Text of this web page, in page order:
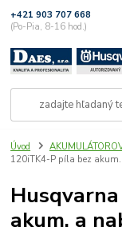
+421 903 707 668
(Po-Pia, 8-16 hod.)
Úvod
120iTK4-P píla bez
akum. a